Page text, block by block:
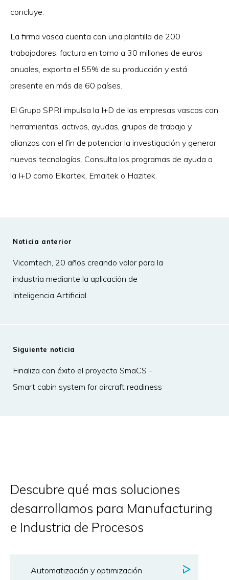
concluye.
La firma vasca cuenta con una plantilla de 200
trabajadores, factura en torno a 30 millones de euros
anuales, exporta el 55% de su producción y está
presente en más de 60 países.
El Grupo SPRI impulsa la I+D de las empresas vascas con
herramientas, activos, ayudas, grupos de trabajo y
alianzas con el fin de potenciar la investigación y generar
nuevas tecnologías. Consulta los programas de ayuda a
la I+D como Elkartek, Emaitek o Hazitek.
Noticia anterior
Vicomtech, 20 años creando valor para la
industria mediante la aplicación de
Inteligencia Artificial
Siguiente noticia
Finaliza con éxito el proyecto SmaCS -
Smart cabin system for aircraft readiness
Descubre qué mas soluciones
desarrollamos para Manufacturing
e Industria de Procesos
Automatización y optimización